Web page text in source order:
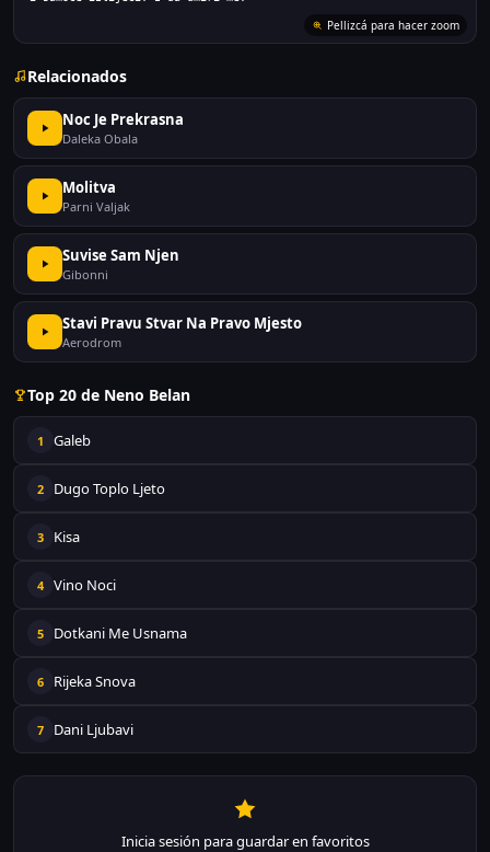
Pellizcá para hacer zoom
Relacionados
Noc Je Prekrasna
Daleka Obala
Molitva
Parni Valjak
Suvise Sam Njen
Gibonni
Stavi Pravu Stvar Na Pravo Mjesto
Aerodrom
Top 20 de Neno Belan
1 Galeb
2 Dugo Toplo Ljeto
3 Kisa
4 Vino Noci
5 Dotkani Me Usnama
6 Rijeka Snova
7 Dani Ljubavi
Inicia sesión para guardar en favoritos